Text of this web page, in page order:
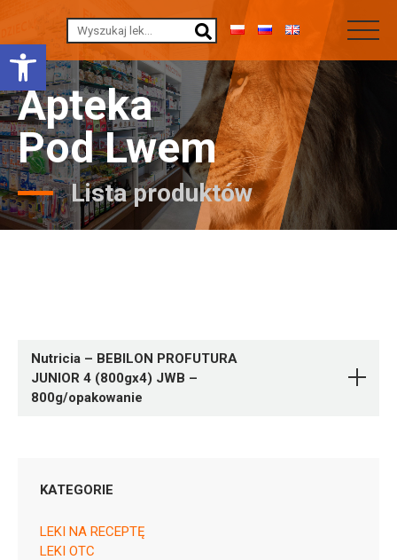
Otwórz pasek narzędzi
Apteka
Pod Lwem
Lista produktów
Nutricia – BEBILON PROFUTURA
JUNIOR 4 (800gx4) JWB –
800g/opakowanie
KATEGORIE
LEKI NA RECEPTĘ
LEKI OTC